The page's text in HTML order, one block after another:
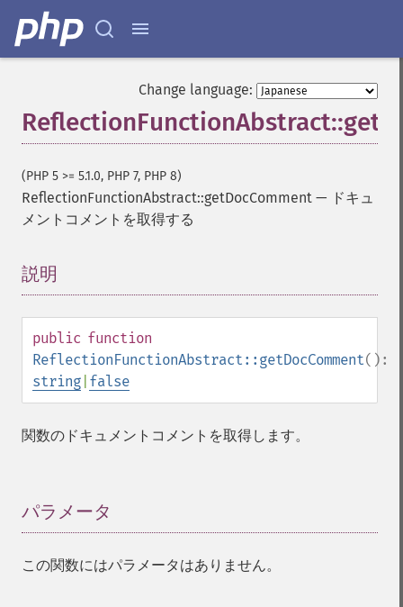
Change language:
(PHP 5 >= 5.1.0, PHP 7, PHP 8)
ReflectionFunctionAbstract::getDocComment — ドキュ
メントコメントを取得する
説明
public function
ReflectionFunctionAbstract::getDocComment():
string false
関数のドキュメントコメントを取得します。
パラメータ
この関数にはパラメータはありません。